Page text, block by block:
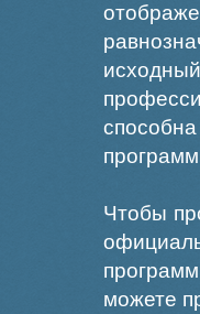
Чтобы
можете